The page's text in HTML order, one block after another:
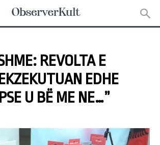
REVOLTA E
EDHE
U BË ME NE…”